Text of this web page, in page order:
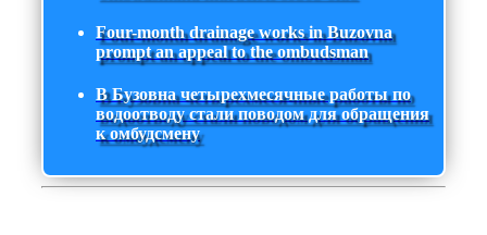
Four-month drainage works in Buzovna
prompt an appeal to the ombudsman
В Бузовна четырехмесячные работы по
водоотводу стали поводом для обращения
к омбудсмену